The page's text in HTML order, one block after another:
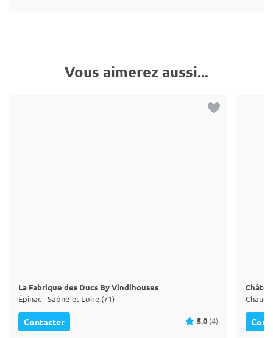
Vous aimerez aussi...
La Fabrique des Ducs By Vindihouses
Épinac - Saône-et-Loire (71)
Contacter 5.0 (4)